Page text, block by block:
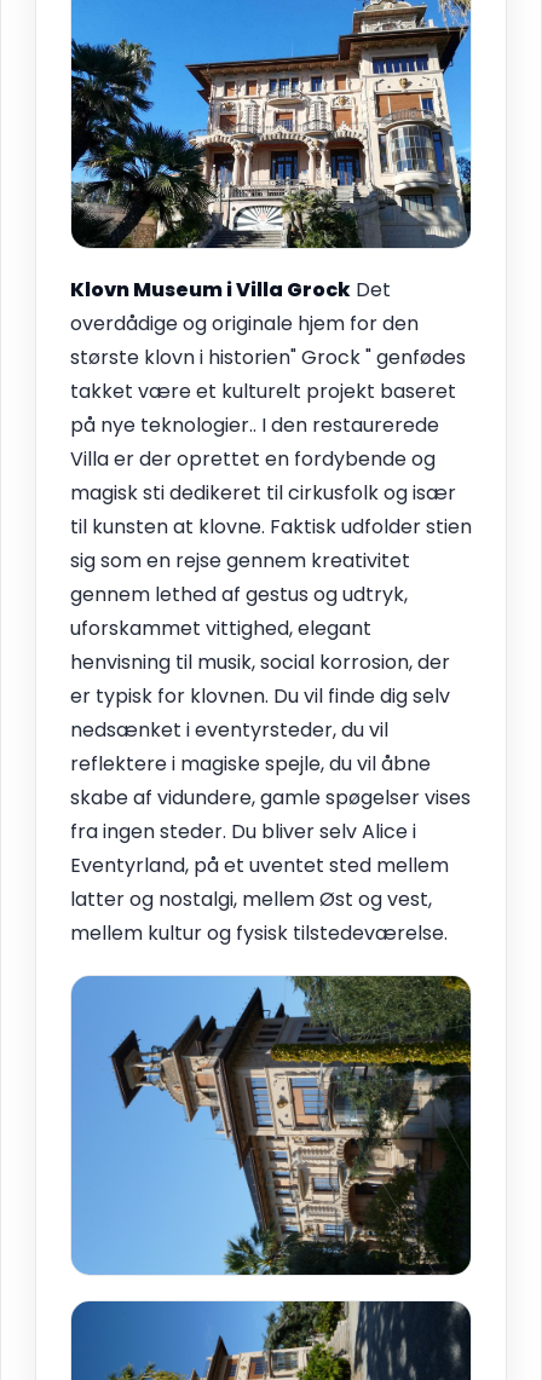
Klovn Museum i Villa Grock Det
overdådige og originale hjem for den
største klovn i historien" Grock " genfødes
takket være et kulturelt projekt baseret
på nye teknologier.. I den restaurerede
Villa er der oprettet en fordybende og
magisk sti dedikeret til cirkusfolk og især
til kunsten at klovne. Faktisk udfolder stien
sig som en rejse gennem kreativitet
gennem lethed af gestus og udtryk,
uforskammet vittighed, elegant
henvisning til musik, social korrosion, der
er typisk for klovnen. Du vil finde dig selv
nedsænket i eventyrsteder, du vil
reflektere i magiske spejle, du vil åbne
skabe af vidundere, gamle spøgelser vises
fra ingen steder. Du bliver selv Alice i
Eventyrland, på et uventet sted mellem
latter og nostalgi, mellem Øst og vest,
mellem kultur og fysisk tilstedeværelse.